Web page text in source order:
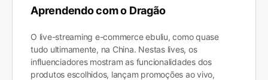
Aprendendo com o Dragão
O live-streaming e-commerce ebuliu, como quase
tudo ultimamente, na China. Nestas lives, os
influenciadores mostram as funcionalidades dos
produtos escolhidos, lançam promoções ao vivo,